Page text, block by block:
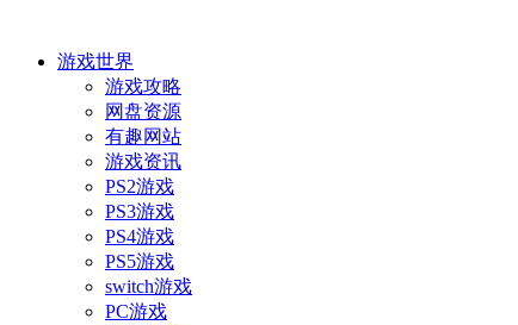
游戏世界
游戏攻略
网盘资源
有趣网站
游戏资讯
PS2游戏
PS3游戏
PS4游戏
PS5游戏
switch游戏
PC游戏